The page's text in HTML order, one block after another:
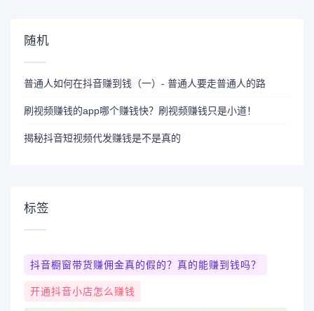
随机
普通人如何在抖音赚到钱（一）- 普通人要走普通人的路
刷视频赚钱的app哪个赚钱快？刷视频赚钱只是小道！
揭秘抖音短视频代发赚钱是不是真的
标签
抖音橱窗带货赚佣金真的假的？真的能赚到钱吗？
开通抖音小店怎么赚钱